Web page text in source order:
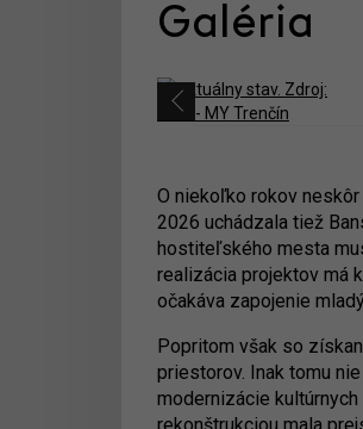
Galéria
O niekoľko rokov
2026 uchádzala tiež
hostiteľského mesta
realizácia projektov má
očakáva zapojenie
Popritom však so
priestorov. Inak tomu
modernizácie